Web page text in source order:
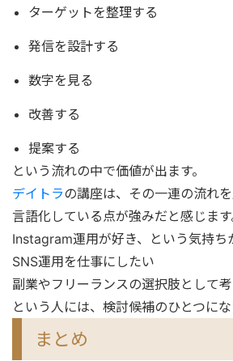
ターゲットを整理する
発信を設計する
数字を見る
改善する
提案する
という流れの中で価値が出ます。
デイトラの講座は、その一連の流れ
言語化している点が強みだと感じます
Instagram運用が好き、という気持ち
SNS運用を仕事にしたい
副業やフリーランスの選択肢として
という人には、検討候補のひとつにな
まとめ